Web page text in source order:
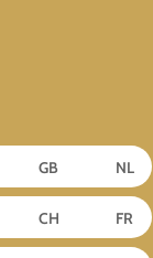
GB NL
CH FR